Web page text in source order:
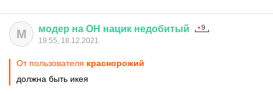
М модер на ОН нацик недобитый
19:55, 18.12.2021
От пользователя краснорожий
должна быть икея